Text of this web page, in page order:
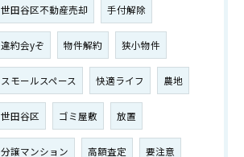
世田谷区不動産売却 手付解除
違約会yぞ 物件解約 狭小物件
スモールスペース 快適ライフ 農地
世田谷区 ゴミ屋敷 放置
分譲マンション 高額査定 要注意